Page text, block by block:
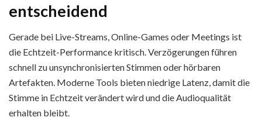
entscheidend
Gerade bei Live-Streams, Online-Games oder Meetings ist
die Echtzeit-Performance kritisch. Verzögerungen führen
schnell zu unsynchronisierten Stimmen oder hörbaren
Artefakten. Moderne Tools bieten niedrige Latenz, damit die
Stimme in Echtzeit verändert wird und die Audioqualität
erhalten bleibt.